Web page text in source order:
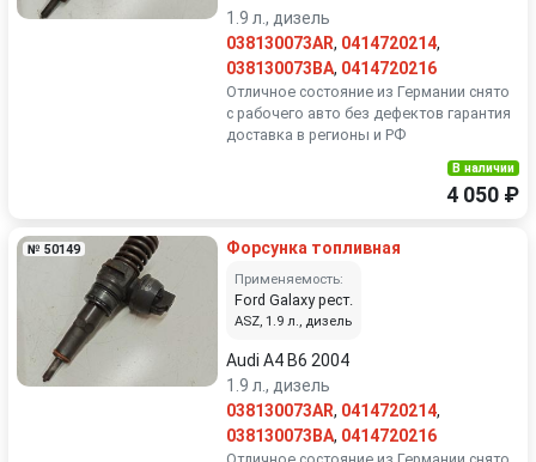
1.9 л., дизель
038130073AR, 0414720214,
038130073BA, 0414720216
Отличное состояние из Германии снято
с рабочего авто без дефектов гарантия
доставка в регионы и РФ
В наличии
4 050 ₽
№ 50149 Форсунка топливная
Применяемость:
Ford Galaxy рест.
ASZ, 1.9 л., дизель
Audi A4 B6 2004
1.9 л., дизель
038130073AR, 0414720214,
038130073BA, 0414720216